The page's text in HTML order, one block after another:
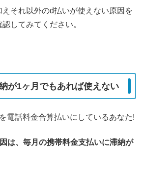
えそれ以外のd払いが使えない原因を
してみてください。
が1ヶ月でもあれば使えない
電話料金合算払いにしているあなた!
は、毎月の携帯料金支払いに滞納が